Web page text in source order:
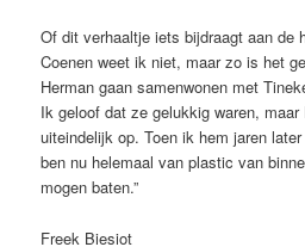
Of dit verhaaltje iets bijdraagt aan de
Coenen weet ik niet, maar zo is het
Herman gaan samenwonen met
Ik geloof dat ze gelukkig waren,
uiteindelijk op. Toen ik hem jaren
ben nu helemaal van plastic van
mogen baten.”
Freek Biesiot